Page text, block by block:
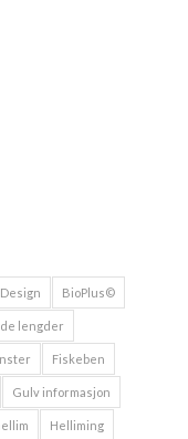
BioPlus©
lengder
Fiskeben
Gulv informasjon
Helliming